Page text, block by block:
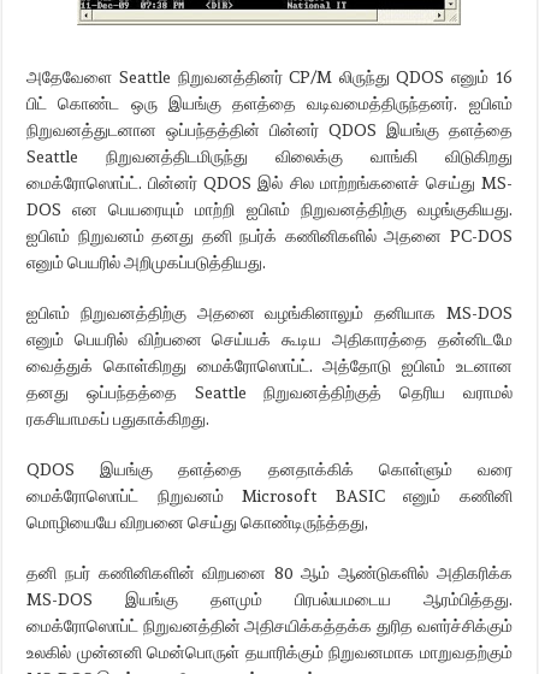
அதேவேளை Seattle நிறுவனத்தினர் CP/M லிருந்து QDOS எனும் 16
பிட் கொண்ட ஒரு இயங்கு தளத்தை வடிவமைத்திருந்தனர். ஐபிஎம்
நிறுவனத்துடனான ஒப்பந்தத்தின் பின்னர் QDOS இயங்கு தளத்தை
Seattle நிறுவனத்திடமிருந்து விலைக்கு வாங்கி விடுகிறது
மைக்ரோஸொப்ட். பின்னர் QDOS இல் சில மாற்றங்களைச் செய்து MS-
DOS என பெயரையும் மாற்றி ஐபிஎம் நிறுவனத்திற்கு வழங்குகியது.
ஐபிஎம் நிறுவனம் தனது தனி நபர்க் கணினிகளில் அதனை PC-DOS
எனும் பெயரில் அறிமுகப்படுத்தியது.
ஐபிஎம் நிறுவனத்திற்கு அதனை வழங்கினாலும் தனியாக MS-DOS
எனும் பெயரில் விற்பனை செய்யக் கூடிய அதிகாரத்தை தன்னிடமே
வைத்துக் கொள்கிறது மைக்ரோஸொப்ட். அத்தோடு ஐபிஎம் உடனான
தனது ஒப்பந்தத்தை Seattle நிறுவனத்திற்குத் தெரிய வராமல்
ரகசியாமகப் பதுகாக்கிறது.
QDOS இயங்கு தளத்தை தனதாக்கிக் கொள்ளும் வரை
மைக்ரோஸொப்ட் நிறுவனம் Microsoft BASIC எனும் கணினி
மொழியையே விறபனை செய்து கொண்டிருந்த்தது,
தனி நபர் கணினிகளின் விறபனை 80 ஆம் ஆண்டுகளில் அதிகரிக்க
MS-DOS இயங்கு தளமும் பிரபல்யமடைய ஆரம்பித்தது.
மைக்ரோஸொப்ட் நிறுவனத்தின் அதிசயிக்கத்தக்க துரித வளர்ச்சிக்கும்
உலகில் முன்னனி மென்பொருள் தயாரிக்கும் நிறுவனமாக மாறுவதற்கும்